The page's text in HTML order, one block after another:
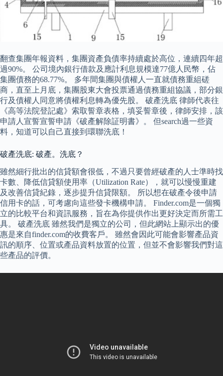
翻查集團年報資料，集團資產負債率持續處於高位，連續四年超
過90%。 公司境內銀行借款及應計利息規模達77億人民幣，佔
集團債務的68.77%。 多年間集團與債權人一直就債務重組磋
商，直至上月底，集團股東大會投票通過債務重組協議，部分銀
行及債權人同意將債權利息轉為優先股。 破產洗底 律師代表往
《高等法院登記處》索取誓章表格，填妥誓章後，律師安排，該
申請人宣誓宣誓申請《破產解除証明書》。 但search過一些資
料，知道可以自己直接到環聯洗底！
破產洗底: 破產。洗底？
雖然細行批出的信貸額會很低，不過只要曾經破產的人士準時找
卡數、降低信貸額使用率（Utilization Rate），就可以慢慢重建
及改善信貸紀錄，逐步提升信貸限額。 所以想在破產令後申請
信用卡的話，可考慮向這些發卡機構申請。 Finder.com是一個獨
立的比較平台和資訊服務，旨在為你提供作出更好決定而所需工
具。 破產洗底 雖然我們是獨立的公司，但此網站上顯示出的優
惠是來自finder.com的收費客戶。 雖然會因此可能會影響產品資
訊的順序、位置或產品資料放置的位置，但並不會影響我們對這
些產品的評價。